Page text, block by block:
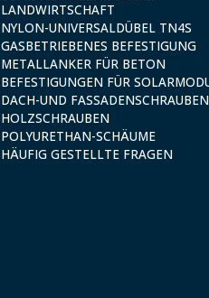
LANDWIRTSCHAFT
NYLON-UNIVERSALDÜBEL TN4S
GASBETRIEBENES BEFESTIGUNG
METALLANKER FÜR BETON
BEFESTIGUNGEN FÜR
DACH-UND FASSADENSCHRAUBEN
HOLZSCHRAUBEN
POLYURETHAN-SCHÄUME
HÄUFIG GESTELLTE FRAGEN